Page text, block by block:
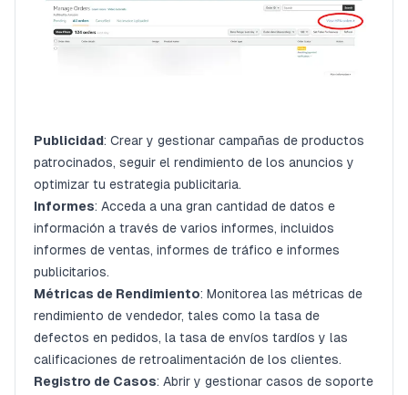
Publicidad: Crear y gestionar campañas de productos
patrocinados, seguir el rendimiento de los anuncios y
optimizar tu estrategia publicitaria.
Informes: Acceda a una gran cantidad de datos e
información a través de varios informes, incluidos
informes de ventas, informes de tráfico e informes
publicitarios.
Métricas de Rendimiento: Monitorea las métricas de
rendimiento de vendedor, tales como la tasa de
defectos en pedidos, la tasa de envíos tardíos y las
calificaciones de retroalimentación de los clientes.
Registro de Casos: Abrir y gestionar casos de soporte